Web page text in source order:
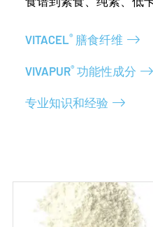
VITACEL® 膳食纤维
VIVAPUR® 功能性成分
专业知识和经验